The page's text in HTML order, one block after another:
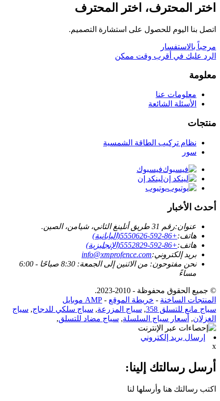
اختر المحترف، اختر المحترف
اتصل بنا اليوم للحصول على استشارة التصميم.
مرحباً بالاستفسار
الرد عليك في أقرب وقت ممكن
معلومة
معلومات عنا
الأسئلة الشائعة
منتجات
نظام تركيب الطاقة الشمسية
سور
فيسبوك
لينكد إن
يوتيوب
أحدث الأخبار
عنوان:رقم 31 طريق أنلينغ الثاني، شيامن، الصين.
هاتف:+86-592-5550626(اليابانية)
هاتف:+86-592-5552829(الإنجليزية)
بريد إلكتروني:info@xmprofence.com
نحن مفتوحون: من الاثنين إلى الجمعة: 8:30 صباحًا - 6:00
مساءً
© جميع الحقوق محفوظة - 2010-2023.
المنتجات الساخنة - خريطة الموقع - AMP موبايل
سياج مانع للتسلق 358
, سياج المزرعة, سياج سلكي للدجاج, سياج
الغزلان, أسعار سياج السلسلة, سياج مضاد للتسلق,
إرسال بريد إلكتروني
x
أرسل رسالتك إلينا:
اكتب رسالتك هنا وأرسلها لنا